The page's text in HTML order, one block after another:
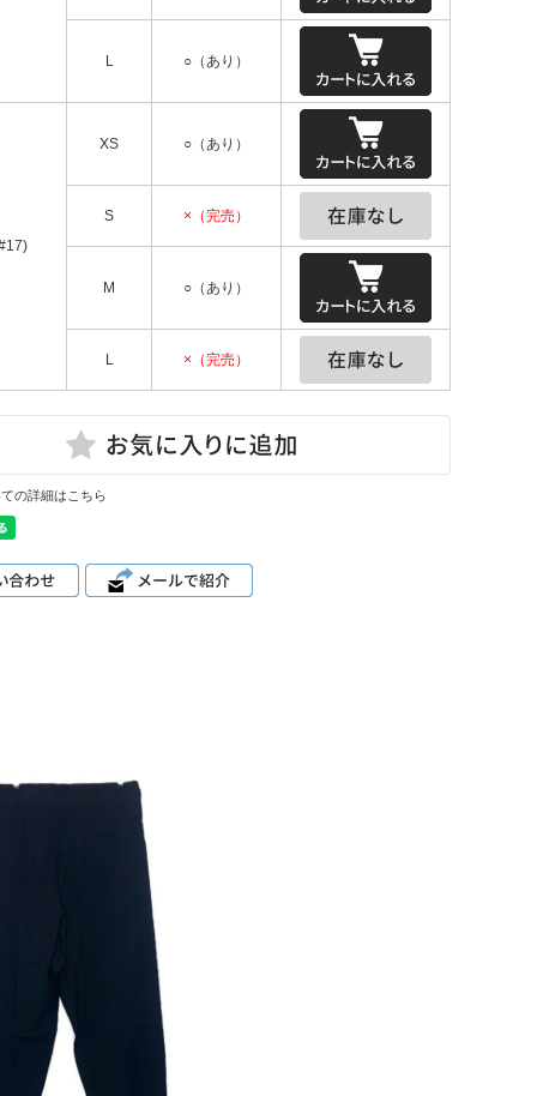
L ○（あり）
XS ○（あり）
S ×（完売）
M ○（あり）
L ×（完売）
の詳細はこちら